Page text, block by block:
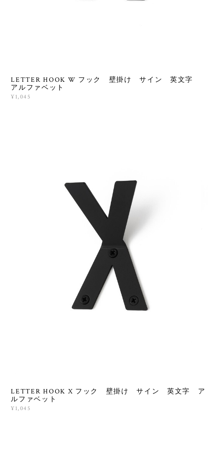
LETTER HOOK W フック 壁掛け サイン 英文字
アルファベット
¥1,045
LETTER HOOK X フック 壁掛け サイン 英文字 ア
ルファベット
¥1,045